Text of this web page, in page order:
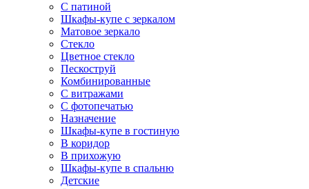
С патиной
Шкафы-купе с зеркалом
Матовое зеркало
Стекло
Цветное стекло
Пескоструй
Комбинированные
С витражами
С фотопечатью
Назначение
Шкафы-купе в гостиную
В коридор
В прихожую
Шкафы-купе в спальню
Детские